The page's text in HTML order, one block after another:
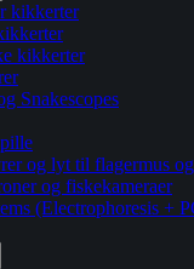
kikkerter
kikkerter
Snakescopes
og lyt til flagermus
og fiskekameraer
(Electrophoresis +